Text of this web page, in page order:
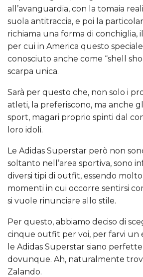
all’avanguardia, con la tomaia
suola antitraccia, e poi la
richiama una forma di conchiglia,
per cui in America questo
conosciuto anche come “shell
scarpa unica.
Sarà per questo che, non solo i
atleti, la preferiscono, ma anche
sport, magari proprio spinti dal
loro idoli.
Le Adidas Superstar però non
soltanto nell’area sportiva, sono
diversi tipi di outfit, essendo
momenti in cui occorre sentirsi
si vuole rinunciare allo stile.
Per questo, abbiamo deciso di
cinque outfit per voi, per farvi un
le Adidas Superstar siano
dovunque. Ah, naturalmente
Zalando.